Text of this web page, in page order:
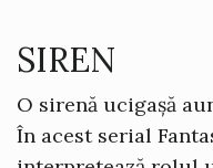
SIREN
O sirenă ucigașă
În acest serial